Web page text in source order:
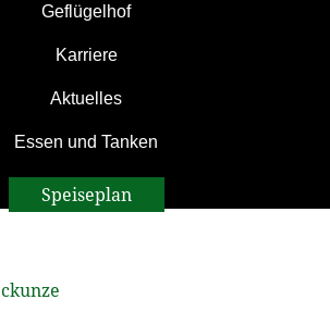
Geflügelhof
Karriere
Aktuelles
Essen und Tanken
Speiseplan
ckunze